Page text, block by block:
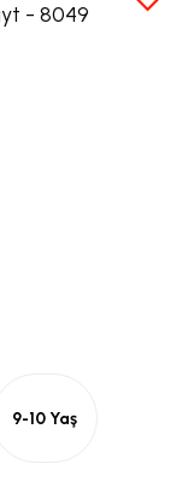
- 8049
9-10 Yaş